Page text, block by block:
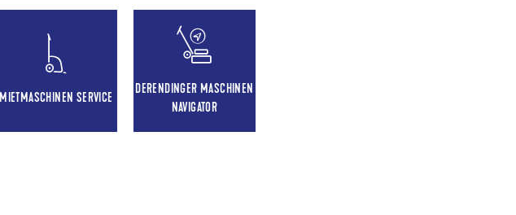
MIETMASCHINEN SERVICE
DERENDINGER MASCHINEN
NAVIGATOR